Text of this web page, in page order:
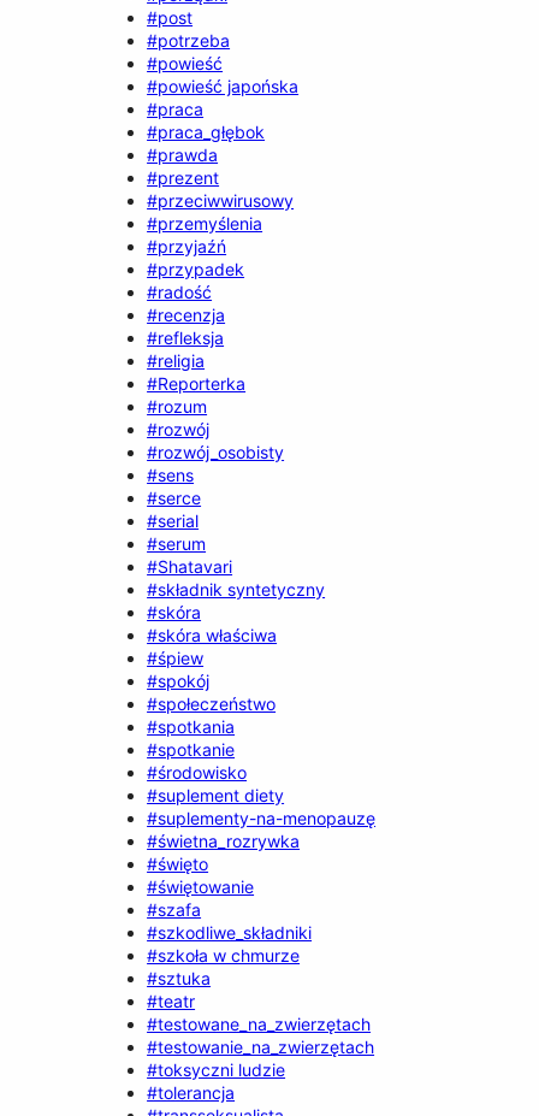
#post
#potrzeba
#powieść
#powieść japońska
#praca
#praca_głębok
#prawda
#prezent
#przeciwwirusowy
#przemyślenia
#przyjaźń
#przypadek
#radość
#recenzja
#refleksja
#religia
#Reporterka
#rozum
#rozwój
#rozwój_osobisty
#sens
#serce
#serial
#serum
#Shatavari
#składnik syntetyczny
#skóra
#skóra właściwa
#śpiew
#spokój
#społeczeństwo
#spotkania
#spotkanie
#środowisko
#suplement diety
#suplementy-na-menopauzę
#świetna_rozrywka
#święto
#świętowanie
#szafa
#szkodliwe_składniki
#szkoła w chmurze
#sztuka
#teatr
#testowane_na_zwierzętach
#testowanie_na_zwierzętach
#toksyczni ludzie
#tolerancja